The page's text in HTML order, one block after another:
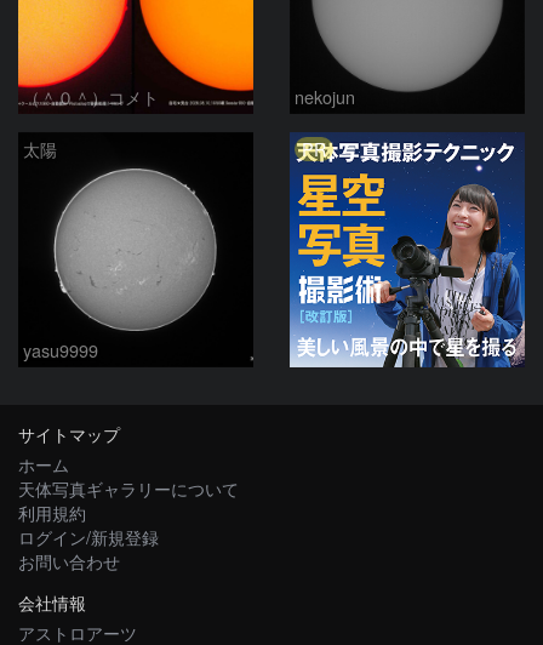
（＾０＾）コメト nekojun
太陽
yasu9999
PR
サイトマップ
ホーム
天体写真ギャラリーについて
利用規約
ログイン/新規登録
お問い合わせ
会社情報
アストロアーツ